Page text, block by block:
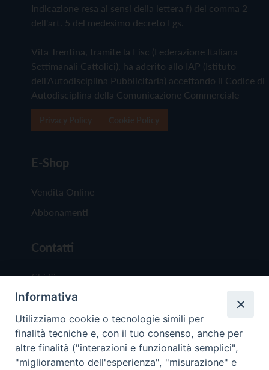
Indicazione resa ai sensi della lettera f) del comma 2
dell'art. 5 del medesimo decreto Lgs.
Vita Trentina, tramite la Fisc (Federazione Italiana
Settimanali Cattolici), ha aderito allo IAP (Istituto
dell'Autodisciplina Pubblicitaria) accettando il Codice di
Autodisciplina della Comunicazione Commerciale
E-Shop
Vendita Online
Abbonamenti
Contatti
Chi Siamo
Redazione
Scrivici
Informativa
Utilizziamo cookie o tecnologie simili per
finalità tecniche e, con il tuo consenso, anche per
altre finalità ("interazioni e funzionalità semplici",
"miglioramento dell'esperienza", "misurazione" e